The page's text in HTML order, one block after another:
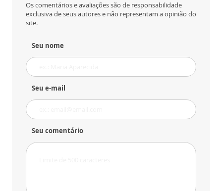
Os comentários e avaliações são de responsabilidade
exclusiva de seus autores e não representam a opinião do
site.
Seu nome
Seu e-mail
Seu comentário